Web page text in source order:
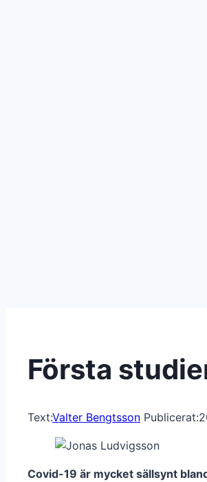
Första
Text:Valter Bengtsson Publicerat:
Covid-19 är mycket sällsynt